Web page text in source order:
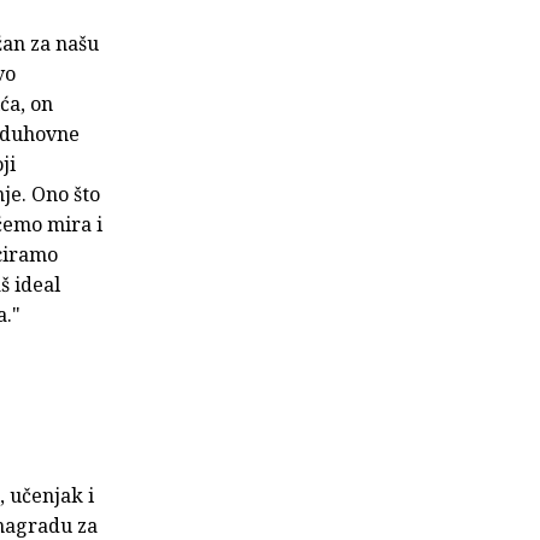
za našu
on
Ono što
mira i
ideal
učenjak i
za